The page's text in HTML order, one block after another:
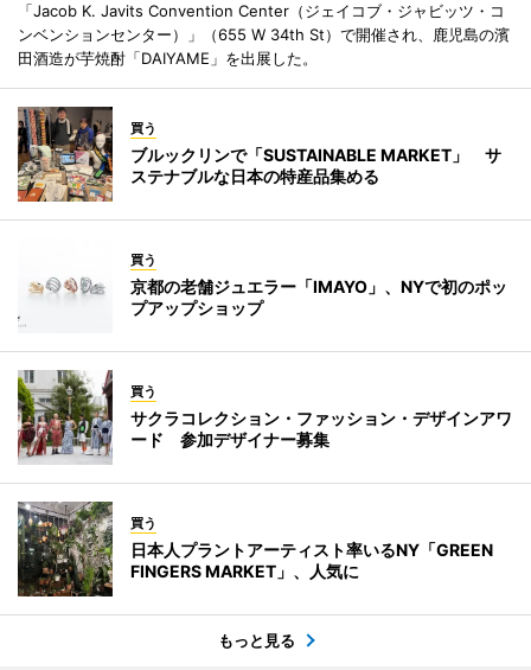
「Jacob K. Javits Convention Center（ジェイコブ・ジャビッツ・コ
ンベンションセンター）」（655 W 34th St）で開催され、鹿児島の濱
田酒造が芋焼酎「DAIYAME」を出展した。
買う
ブルックリンで「SUSTAINABLE MARKET」 サ
ステナブルな日本の特産品集める
買う
京都の老舗ジュエラー「IMAYO」、NYで初のポッ
プアップショップ
買う
サクラコレクション・ファッション・デザインアワ
ード 参加デザイナー募集
買う
日本人プラントアーティスト率いるNY「GREEN
FINGERS MARKET」、人気に
もっと見る